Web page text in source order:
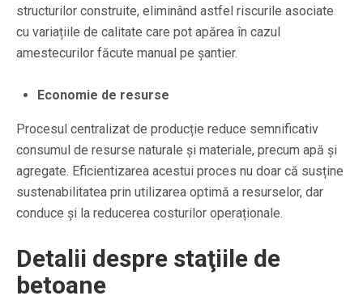
structurilor construite, eliminând astfel riscurile asociate
cu variațiile de calitate care pot apărea în cazul
amestecurilor făcute manual pe șantier.
Economie de resurse
Procesul centralizat de producție reduce semnificativ
consumul de resurse naturale și materiale, precum apă și
agregate. Eficientizarea acestui proces nu doar că susține
sustenabilitatea prin utilizarea optimă a resurselor, dar
conduce și la reducerea costurilor operaționale.
Detalii despre staţiile de
betoane